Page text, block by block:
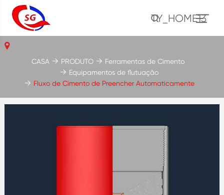
TY_HOME13
CASA PRODUTO
Ferramentas de Cimento
Equipamentos de flutuação
Fluxo de Cimento de Preencher Automaticamente